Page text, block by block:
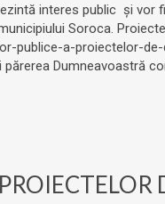
interes public și vor
Soroca.
publice-a-proiectelor-
Dumneavoastră